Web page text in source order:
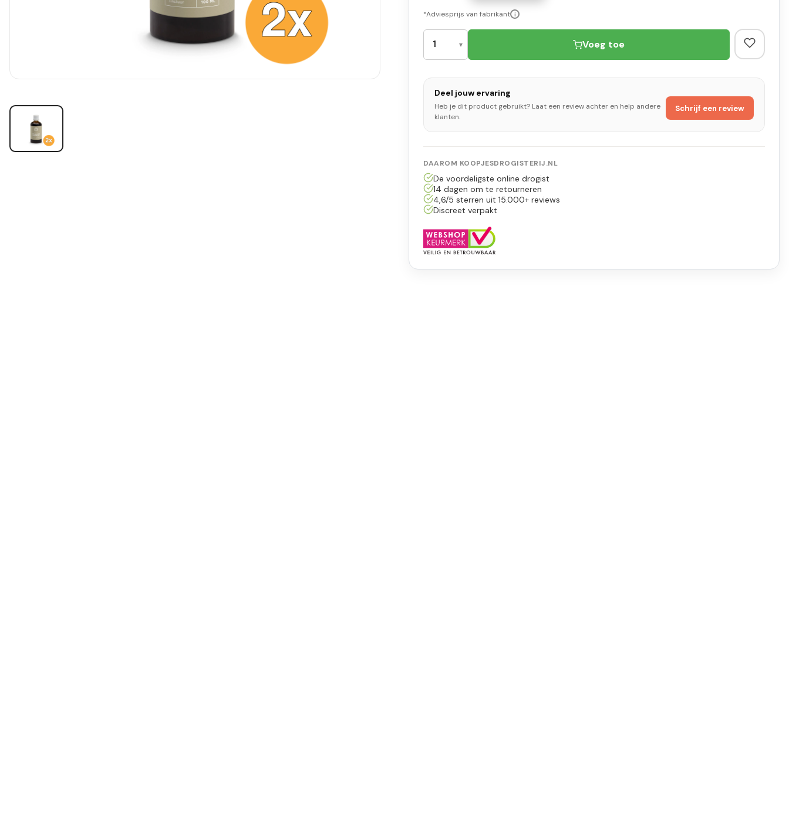
*Adviesprijs van fabrikant i
Voeg toe
Deel jouw ervaring
Heb je dit product gebruikt? Laat een review achter en help andere
klanten.
Schrijf een review
DAAROM KOOPJESDROGISTERIJ.NL
De voordeligste online drogist
14 dagen om te retourneren
4,6/5 sterren uit 15.000+ reviews
Discreet verpakt